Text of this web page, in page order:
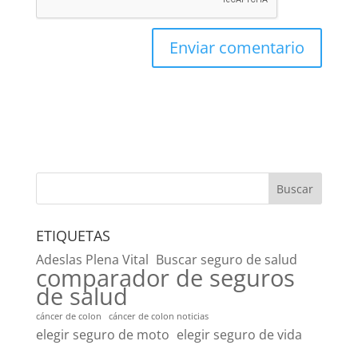
Buscar
ETIQUETAS
Adeslas Plena Vital Buscar seguro de salud
comparador de seguros
de salud
cáncer de colon cáncer de colon noticias
elegir seguro de moto elegir seguro de vida